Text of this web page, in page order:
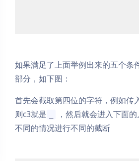
关闭
如果满足了上面举例出来的五个条
部分，如下图：
首先会截取第四位的字符，例如传
则c3就是
，然后就会进入下面
不同的情况进行不同的截断